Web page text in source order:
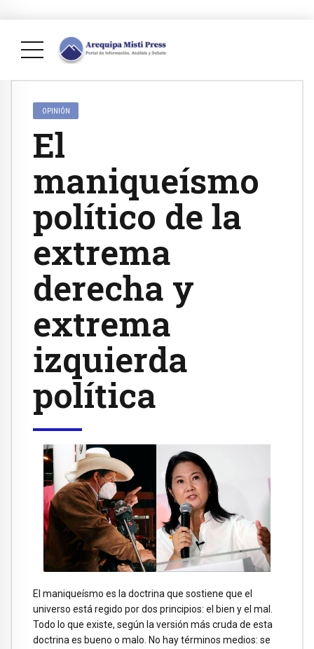
OPINIÓN
El
maniqueísmo
político de la
extrema
derecha y
extrema
izquierda
política
El maniqueísmo es la doctrina que sostiene que el
universo está regido por dos principios: el bien y el mal.
Todo lo que existe, según la versión más cruda de esta
doctrina es bueno o malo. No hay términos medios: se